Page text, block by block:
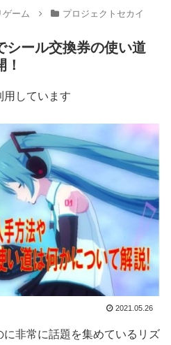
ゲーム プロジェクトセカイ
シール交換券の使い道
しています
2021.05.26
に非常に話題を集めているリズ